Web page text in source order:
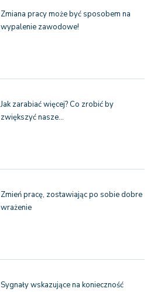
Zmiana pracy może być sposobem na
wypalenie zawodowe!
Jak zarabiać więcej? Co zrobić by
zwiększyć nasze…
Zmień pracę, zostawiając po sobie dobre
wrażenie
Sygnały wskazujące na konieczność